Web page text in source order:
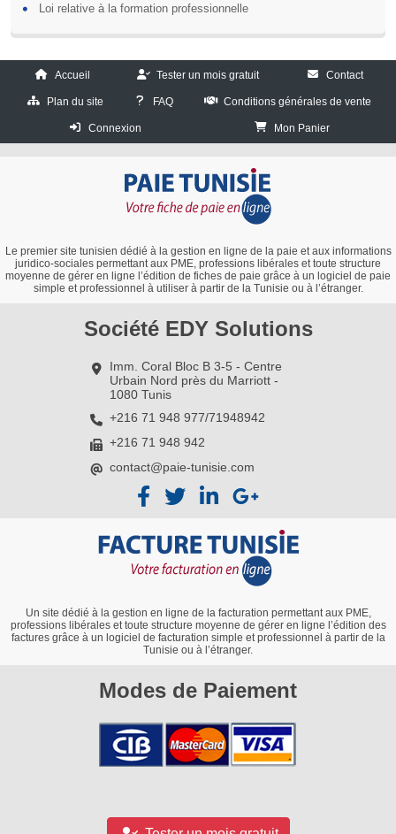
Loi relative à la formation professionnelle
Accueil Tester un mois gratuit Contact
Plan du site FAQ Conditions générales de vente
Connexion Mon Panier
Le premier site tunisien dédié à la gestion en ligne de la paie et aux informations
juridico-sociales permettant aux PME, professions libérales et toute structure
moyenne de gérer en ligne l’édition de fiches de paie grâce à un logiciel de paie
simple et professionnel à utiliser à partir de la Tunisie ou à l’étranger.
Société EDY Solutions
Imm. Coral Bloc B 3-5 - Centre
Urbain Nord près du Marriott -
1080 Tunis
+216 71 948 977/71948942
+216 71 948 942
contact@paie-tunisie.com
Modes de Paiement
Un site dédié à la gestion en ligne de la facturation permettant aux PME,
professions libérales et toute structure moyenne de gérer en ligne l’édition des
factures grâce à un logiciel de facturation simple et professionnel à partir de la
Tunisie ou à l’étranger.